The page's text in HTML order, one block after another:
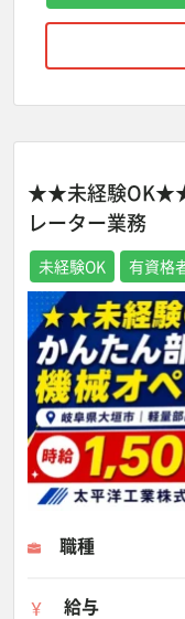
★★未経験OK★★
レーター業務
未経験OK 有資格
職種
給与